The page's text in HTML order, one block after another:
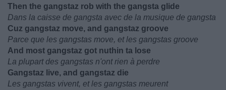
Then the gangstaz rob with the gangsta glide
Dans la caisse de gangsta avec de la musique de gangsta
Cuz gangstaz move, and gangstaz groove
Parce que les gangstas move, et les gangstas groove
And most gangstaz got nuthin ta lose
La plupart des gangstas n'ont rien à perdre
Gangstaz live, and gangstaz die
Les gangstas vivent, et les gangstas meurent